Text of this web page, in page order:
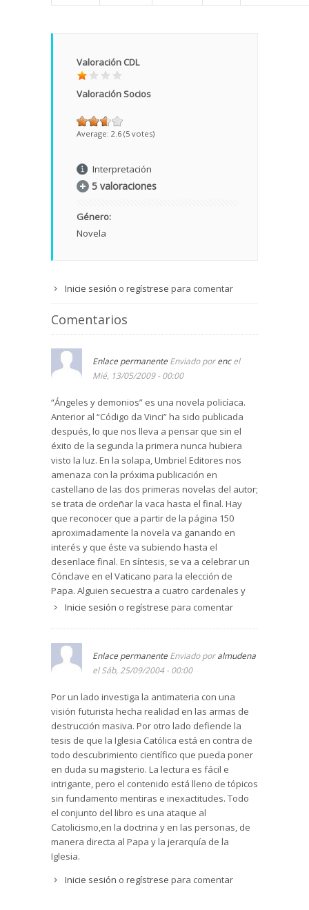
Valoración CDL
Valoración Socios
Average: 2.6 (5 votes)
Interpretación
5 valoraciones
Género:
Novela
Inicie sesión o regístrese para comentar
Comentarios
Enlace permanente Enviado porencel
Mié, 13/05/2009 - 00:00
“Ángeles y demonios” es una novela policíaca.
Anterior al “Código da Vinci” ha sido publicada
después, lo que nos lleva a pensar que sin el
éxito de la segunda la primera nunca hubiera
visto la luz. En la solapa, Umbriel Editores nos
amenaza con la próxima publicación en
castellano de las dos primeras novelas del autor;
se trata de ordeñar la vaca hasta el final. Hay
que reconocer que a partir de la página 150
aproximadamente la novela va ganando en
interés y que éste va subiendo hasta el
desenlace final. En síntesis, se va a celebrar un
Cónclave en el Vaticano para la elección de
Papa. Alguien secuestra a cuatro cardenales y
los va asesinando con intervalos de una hora. El
obra de Galileo. El instigador de la masacre es, al
final, quien menos se espera; eso sí, con la
laudable intención de purificar la Iglesia. El libro
incluye todos los tópicos sobre la Iglesia católica:
Se imputan los crímenes a una secta científica,
fundada por Galileo y perseguida por la Iglesia,
los Iluminados. Un sacerdote ha elaborado la
“antimateria”, poderosísima fuente de energía
que además conciliaría la revelación y la ciencia.
Un misterioso conspirador roba la “antimateria” y
la oculta en el Vaticano a fin de que, explotando,
elimine a los participantes en el Cónclave. Aquí
nos encontraremos con la Guardia suiza, los
inaccesibles Archivos vaticanos y con las
excavaciones en las que ha aparecido el
autor ha visto aquello que describe, el contexto
Inicie sesión o regístrese para comentar
Enlace permanente Enviado poralmudena
el Sáb, 25/09/2004 - 00:00
Por un lado investiga la antimateria con una
visión futurista hecha realidad en las armas de
destrucción masiva. Por otro lado defiende la
tesis de que la Iglesia Católica está en contra de
todo descubrimiento científico que pueda poner
en duda su magisterio. La lectura es fácil e
intrigante, pero el contenido está lleno de tópicos
sin fundamento mentiras e inexactitudes. Todo
el conjunto del libro es una ataque al
Catolicismo,en la doctrina y en las personas, de
manera directa al Papa y la jerarquía de la
Iglesia.
Inicie sesión o regístrese para comentar